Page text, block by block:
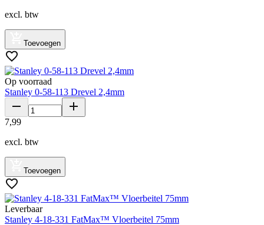
excl. btw
Toevoegen
Op voorraad
Stanley 0-58-113 Drevel 2,4mm
7,99
excl. btw
Toevoegen
Leverbaar
Stanley 4-18-331 FatMax™ Vloerbeitel 75mm